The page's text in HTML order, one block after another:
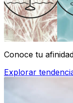
Conoce tu
Explorar